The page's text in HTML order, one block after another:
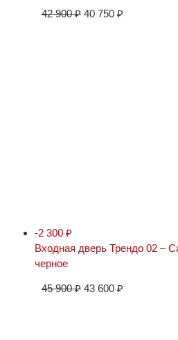
42 900₽ 40 750 ₽
-2 300 ₽
Входная дверь Трендо 02 –
черное
45 900₽ 43 600 ₽